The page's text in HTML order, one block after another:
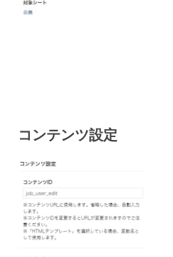
コンテンツ設定